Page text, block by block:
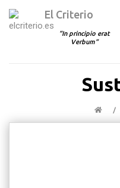
El Criterio
In principio erat
Verbum